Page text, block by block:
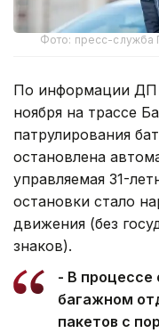
Фото: пресс-служба
По информации ДП
ноября на трассе
патрулирования
остановлена
управляемая 31-
остановки стало
движения (без
знаков).
- В процессе
багажном
пакетов с